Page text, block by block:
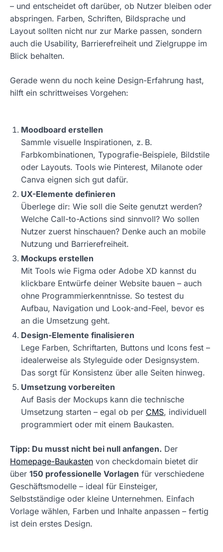
– und entscheidet oft darüber, ob Nutzer bleiben oder
abspringen. Farben, Schriften, Bildsprache und
Layout sollten nicht nur zur Marke passen, sondern
auch die Usability, Barrierefreiheit und Zielgruppe im
Blick behalten.
Gerade wenn du noch keine Design-Erfahrung hast,
hilft ein schrittweises Vorgehen:
Moodboard erstellen
Sammle visuelle Inspirationen, z. B.
Farbkombinationen, Typografie-Beispiele, Bildstile
oder Layouts. Tools wie Pinterest, Milanote oder
Canva eignen sich gut dafür.
UX-Elemente definieren
Überlege dir: Wie soll die Seite genutzt werden?
Welche Call-to-Actions sind sinnvoll? Wo sollen
Nutzer zuerst hinschauen? Denke auch an mobile
Nutzung und Barrierefreiheit.
Mockups erstellen
Mit Tools wie Figma oder Adobe XD kannst du
klickbare Entwürfe deiner Website bauen – auch
ohne Programmierkenntnisse. So testest du
Aufbau, Navigation und Look-and-Feel, bevor es
an die Umsetzung geht.
Design-Elemente finalisieren
Lege Farben, Schriftarten, Buttons und Icons fest –
idealerweise als Styleguide oder Designsystem.
Das sorgt für Konsistenz über alle Seiten hinweg.
Umsetzung vorbereiten
Auf Basis der Mockups kann die technische
Umsetzung starten – egal ob per CMS, individuell
programmiert oder mit einem Baukasten.
Tipp: Du musst nicht bei null anfangen. Der
Homepage-Baukasten von checkdomain bietet dir
über 150 professionelle Vorlagen für verschiedene
Geschäftsmodelle – ideal für Einsteiger,
Selbstständige oder kleine Unternehmen. Einfach
Vorlage wählen, Farben und Inhalte anpassen – fertig
ist dein erstes Design.